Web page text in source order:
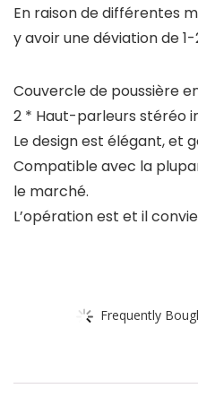
En raison de différentes
y avoir une déviation de
Couvercle de poussière
2 * Haut-parleurs stéréo
Le design est élégant, et
Compatible avec la
le marché.
L’opération est et il
Frequently